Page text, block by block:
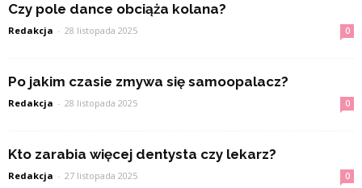
Czy pole dance obciąża kolana?
Redakcja - 28 listopada 2025 0
Po jakim czasie zmywa się samoopalacz?
Redakcja - 28 listopada 2025 0
Kto zarabia więcej dentysta czy lekarz?
Redakcja - 27 listopada 2025 0